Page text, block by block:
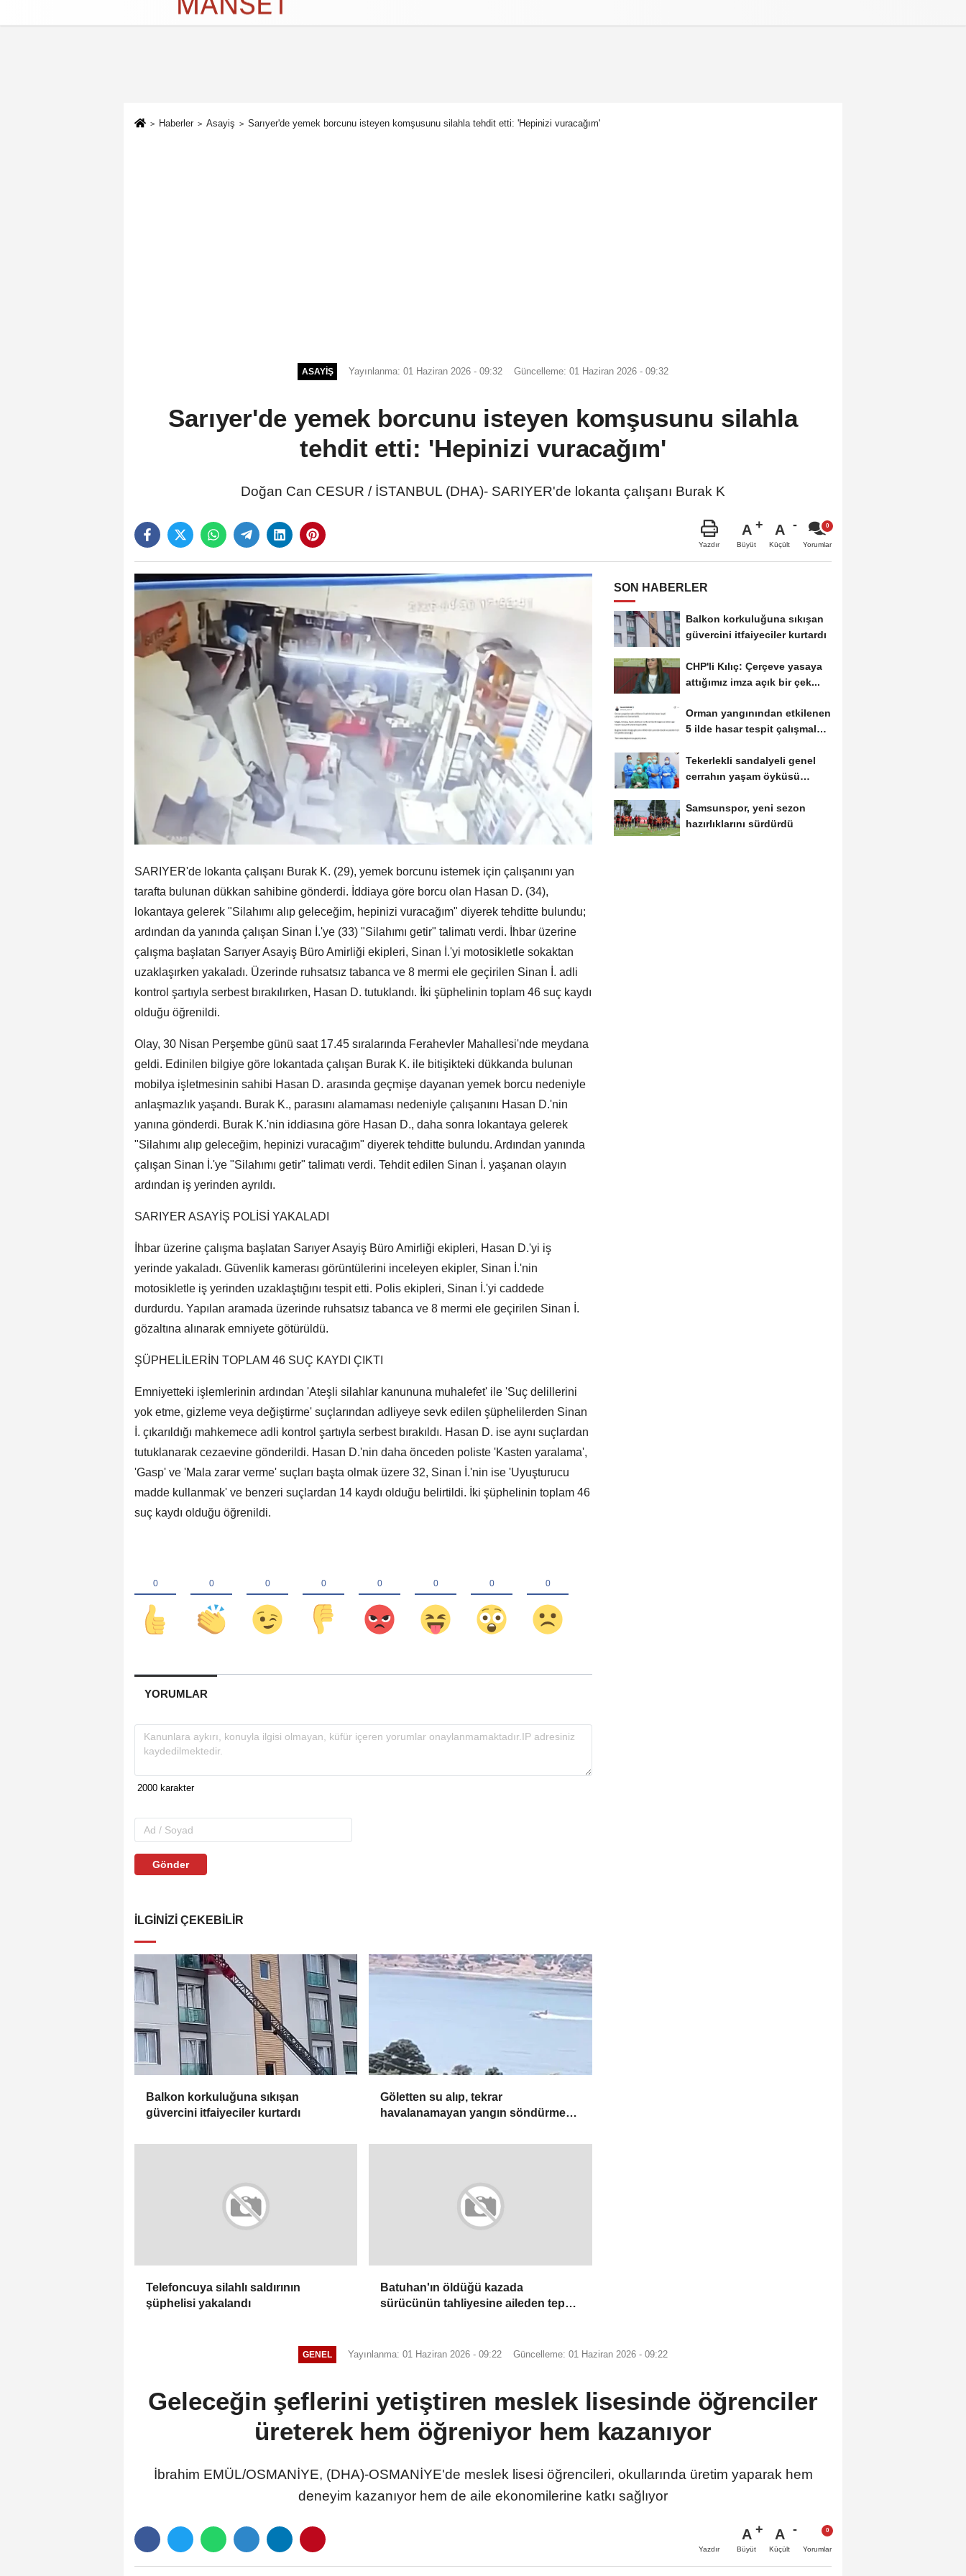
İletişim Çerez Politikası
Haberler Asayiş Sarıyer'de yemek borcunu isteyen komşusunu silahla tehdit etti: 'Hepinizi vuracağım'
ASAYIŞ Yayınlanma: 01 Haziran 2026 - 09:32 Güncelleme: 01 Haziran 2026 - 09:32
Sarıyer'de yemek borcunu isteyen komşusunu silahla
tehdit etti: 'Hepinizi vuracağım'
Doğan Can CESUR / İSTANBUL (DHA)- SARIYER'de lokanta çalışanı Burak K
Yazdır
A
Büyüt
A
Küçült Yorumlar
SARIYER'de lokanta çalışanı Burak K. (29), yemek borcunu istemek için çalışanını yan
tarafta bulunan dükkan sahibine gönderdi. İddiaya göre borcu olan Hasan D. (34),
lokantaya gelerek "Silahımı alıp geleceğim, hepinizi vuracağım" diyerek tehditte bulundu;
ardından da yanında çalışan Sinan İ.'ye (33) "Silahımı getir" talimatı verdi. İhbar üzerine
çalışma başlatan Sarıyer Asayiş Büro Amirliği ekipleri, Sinan İ.'yi motosikletle sokaktan
uzaklaşırken yakaladı. Üzerinde ruhsatsız tabanca ve 8 mermi ele geçirilen Sinan İ. adli
kontrol şartıyla serbest bırakılırken, Hasan D. tutuklandı. İki şüphelinin toplam 46 suç kaydı
olduğu öğrenildi.
Olay, 30 Nisan Perşembe günü saat 17.45 sıralarında Ferahevler Mahallesi'nde meydana
geldi. Edinilen bilgiye göre lokantada çalışan Burak K. ile bitişikteki dükkanda bulunan
mobilya işletmesinin sahibi Hasan D. arasında geçmişe dayanan yemek borcu nedeniyle
anlaşmazlık yaşandı. Burak K., parasını alamaması nedeniyle çalışanını Hasan D.'nin
yanına gönderdi. Burak K.'nin iddiasına göre Hasan D., daha sonra lokantaya gelerek
"Silahımı alıp geleceğim, hepinizi vuracağım" diyerek tehditte bulundu. Ardından yanında
çalışan Sinan İ.'ye "Silahımı getir" talimatı verdi. Tehdit edilen Sinan İ. yaşanan olayın
ardından iş yerinden ayrıldı.
SARIYER ASAYİŞ POLİSİ YAKALADI
İhbar üzerine çalışma başlatan Sarıyer Asayiş Büro Amirliği ekipleri, Hasan D.'yi iş
yerinde yakaladı. Güvenlik kamerası görüntülerini inceleyen ekipler, Sinan İ.'nin
motosikletle iş yerinden uzaklaştığını tespit etti. Polis ekipleri, Sinan İ.'yi caddede
durdurdu. Yapılan aramada üzerinde ruhsatsız tabanca ve 8 mermi ele geçirilen Sinan İ.
gözaltına alınarak emniyete götürüldü.
ŞÜPHELİLERİN TOPLAM 46 SUÇ KAYDI ÇIKTI
Emniyetteki işlemlerinin ardından 'Ateşli silahlar kanununa muhalefet' ile 'Suç delillerini
yok etme, gizleme veya değiştirme' suçlarından adliyeye sevk edilen şüphelilerden Sinan
İ. çıkarıldığı mahkemece adli kontrol şartıyla serbest bırakıldı. Hasan D. ise aynı suçlardan
tutuklanarak cezaevine gönderildi. Hasan D.'nin daha önceden poliste 'Kasten yaralama',
'Gasp' ve 'Mala zarar verme' suçları başta olmak üzere 32, Sinan İ.'nin ise 'Uyuşturucu
madde kullanmak' ve benzeri suçlardan 14 kaydı olduğu belirtildi. İki şüphelinin toplam 46
suç kaydı olduğu öğrenildi.
YORUMLAR
Gönder
İLGINIZI ÇEKEBILIR
Balkon korkuluğuna sıkışan
güvercini itfaiyeciler kurtardı
Göletten su alıp, tekrar
havalanamayan yangın söndürme
Telefoncuya silahlı saldırının
şüphelisi yakalandı
Batuhan'ın öldüğü kazada
sürücünün tahliyesine aileden tepki;
SON HABERLER
Balkon korkuluğuna sıkışan
güvercini itfaiyeciler kurtardı
CHP'li Kılıç: Çerçeve yasaya
attığımız imza açık bir çek...
Orman yangınından etkilenen
5 ilde hasar tespit çalışmaları
Tekerlekli sandalyeli genel
cerrahın yaşam öyküsü
Samsunspor, yeni sezon
hazırlıklarını sürdürdü
GENEL Yayınlanma: 01 Haziran 2026 - 09:22 Güncelleme: 01 Haziran 2026 - 09:22
Geleceğin şeflerini yetiştiren meslek lisesinde öğrenciler
üreterek hem öğreniyor hem kazanıyor
İbrahim EMÜL/OSMANİYE, (DHA)-OSMANİYE'de meslek lisesi öğrencileri, okullarında üretim yaparak hem
deneyim kazanıyor hem de aile ekonomilerine katkı sağlıyor
Yazdır
A
Büyüt
A
Küçült Yorumlar